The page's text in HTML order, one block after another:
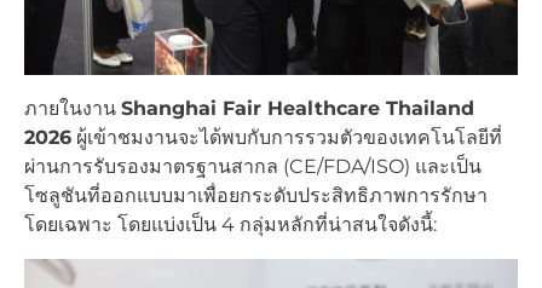
ภายในงาน Shanghai Fair Healthcare Thailand
2026 ผู้เข้าชมงานจะได้พบกับการรวมตัวของเทคโนโลยีที่
ผ่านการรับรองมาตรฐานสากล (CE/FDA/ISO) และเป็น
โซลูชันที่ออกแบบมาเพื่อยกระดับประสิทธิภาพการรักษา
โดยเฉพาะ โดยแบ่งเป็น 4 กลุ่มหลักที่น่าสนใจดังนี้: